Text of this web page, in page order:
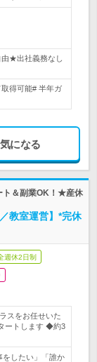
★出社義務なし
取得可能# 半年ガ
気になる
ト＆副業OK！★産休
教室運営】*完休
週休2日制
スをお任せいた
ートします ◆約3
をしたい」「誰か